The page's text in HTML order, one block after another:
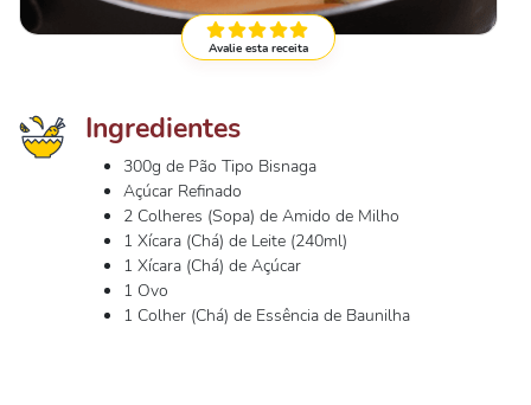
Avalie esta receita
Ingredientes
300g de Pão Tipo Bisnaga
Açúcar Refinado
2 Colheres (Sopa) de Amido de Milho
1 Xícara (Chá) de Leite (240ml)
1 Xícara (Chá) de Açúcar
1 Ovo
1 Colher (Chá) de Essência de Baunilha